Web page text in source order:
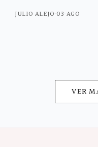
JULIO ALEJO· 03-AGO
VER